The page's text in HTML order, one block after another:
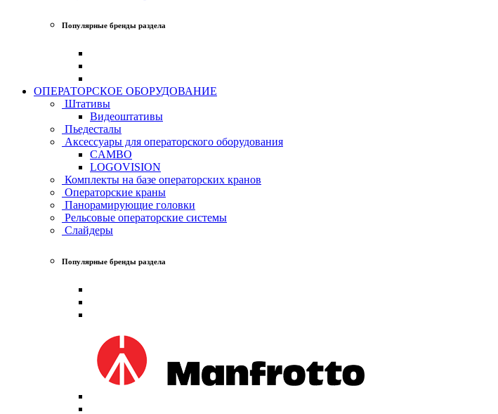
Популярные бренды раздела
ОПЕРАТОРСКОЕ ОБОРУДОВАНИЕ
Штативы
Видеоштативы
Пьедесталы
Аксессуары для операторского оборудования
CAMBO
LOGOVISION
Комплекты на базе операторских кранов
Операторские краны
Панорамирующие головки
Рельсовые операторские системы
Слайдеры
Популярные бренды раздела